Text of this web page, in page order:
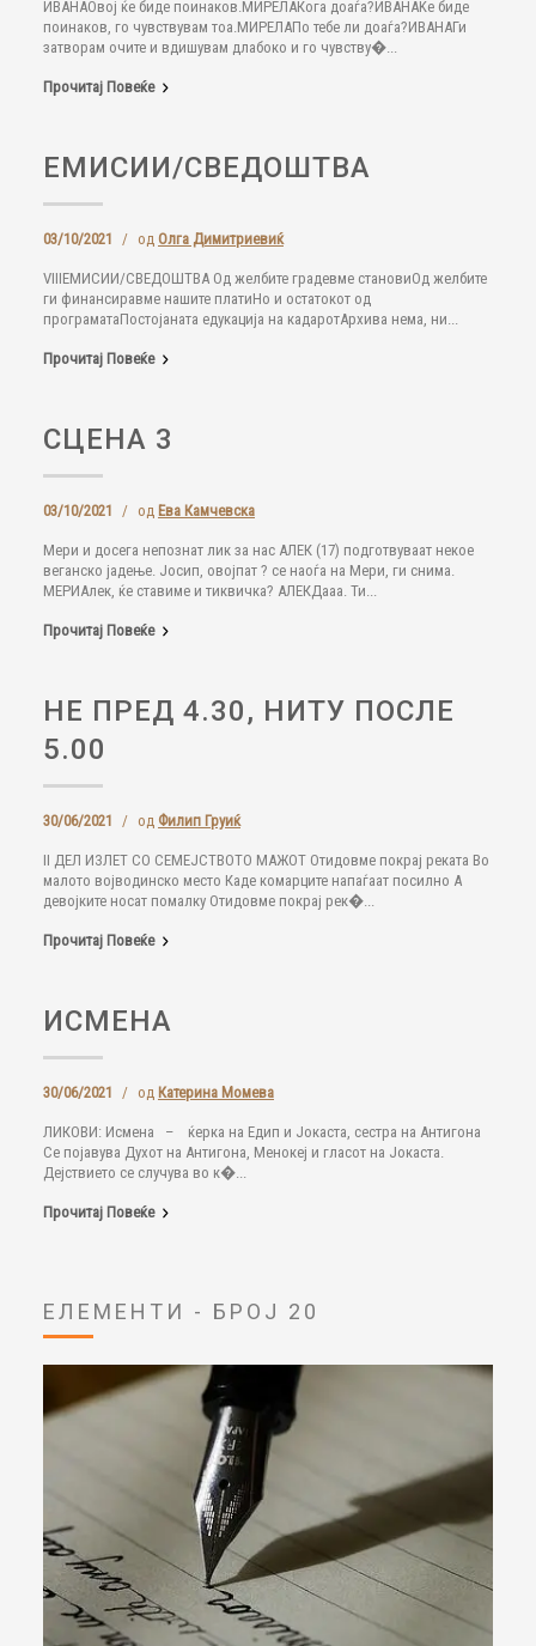
ИВАНАОвој ќе биде поинаков.МИРЕЛАКога доаѓа?ИВАНАЌе биде
поинаков, го чувствувам тоа.МИРЕЛАПо тебе ли доаѓа?ИВАНАГи
затворам очите и вдишувам длабоко и го чувству�...
Прочитај Повеќе
ЕМИСИИ/СВЕДОШТВА
03/10/2021 / од Олга Димитриевиќ
VIIIЕМИСИИ/СВЕДОШТВА Од желбите градевме становиОд желбите
ги финансиравме нашите платиНо и остатокот од
програматаПостојаната едукација на кадаротАрхива нема, ни...
Прочитај Повеќе
СЦЕНА 3
03/10/2021 / од Ева Камчевска
Мери и досега непознат лик за нас АЛЕК (17) подготвуваат некое
веганско јадење. Јосип, овојпат ? се наоѓа на Мери, ги снима.
МЕРИАлек, ќе ставиме и тиквичка? АЛЕКДааа. Ти...
Прочитај Повеќе
НЕ ПРЕД 4.30, НИТУ ПОСЛЕ
5.00
30/06/2021 / од Филип Груиќ
II ДЕЛ ИЗЛЕТ СО СЕМЕЈСТВОТО МАЖОТ Отидовме покрај реката Во
малото војводинско место Каде комарците напаѓаат посилно А
девојките носат помалку Отидовме покрај рек�...
Прочитај Повеќе
ИСМЕНА
30/06/2021 / од Катерина Момева
ЛИКОВИ: Исмена – ќерка на Едип и Јокаста, сестра на Антигона
Се појавува Духот на Антигонa, Менокеј и гласот на Јокаста.
Дејствието се случува во к�...
Прочитај Повеќе
ЕЛЕМЕНТИ - БРОЈ 20